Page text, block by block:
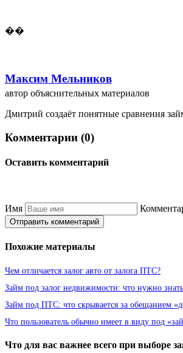
��
Максим Мельников
автор объяснительных материалов
Дмитрий создаёт понятные сравнения
Комментарии (0)
Оставить комментарий
Имя
Отправить комментарий
Похожие материалы
Чем отличается залог авто от залога ПТС?
Займ под залог недвижимости: что нужно
Займ под ПТС: что скрывается за обещанием
Что пользователь обычно имеет в виду под
Что для вас важнее всего при выборе